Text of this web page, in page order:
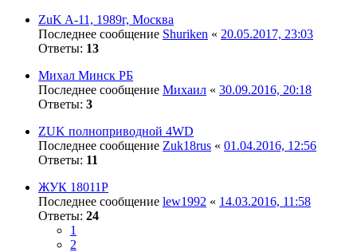
ZuK A-11, 1989г, Москва
Последнее сообщение Shuriken « 20.05.2017, 23:03
Ответы: 13
Михал Минск РБ
Последнее сообщение Михаил « 30.09.2016, 20:18
Ответы: 3
ZUK полноприводной 4WD
Последнее сообщение Zuk18rus « 01.04.2016, 12:56
Ответы: 11
ЖУК 18011Р
Последнее сообщение lew1992 « 14.03.2016, 11:58
Ответы: 24
1
2